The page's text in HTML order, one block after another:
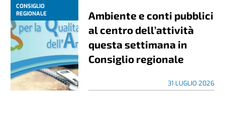
CONSIGLIO
REGIONALE
Ambiente e conti pubblici
al centro dell’attività
questa settimana in
Consiglio regionale
31 LUGLIO 2026